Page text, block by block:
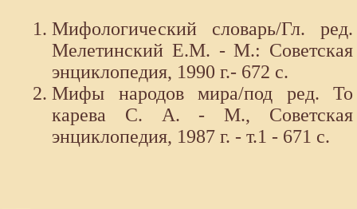
Мифологический словарь/Гл. ред.
Мелетинский Е.М. - М.: Советская
энциклопедия, 1990 г.- 672 с.
Мифы народов мира/под ред. То
карева С. А. - М., Советская
энциклопедия, 1987 г. - т.1 - 671 с.